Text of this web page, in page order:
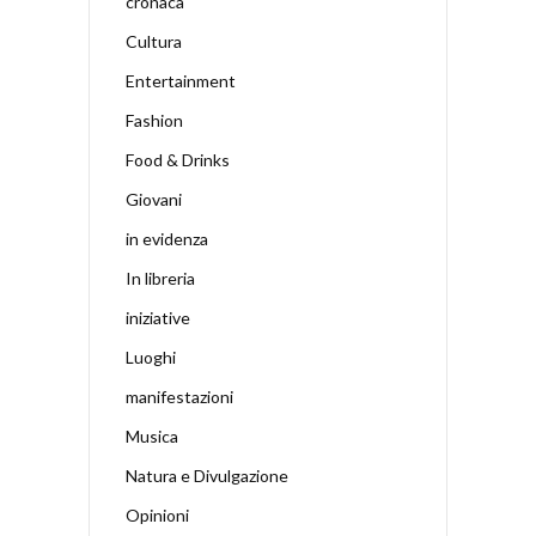
Cultura
Entertainment
Fashion
Food & Drinks
Giovani
in evidenza
In libreria
iniziative
Luoghi
manifestazioni
Musica
Natura e Divulgazione
Opinioni